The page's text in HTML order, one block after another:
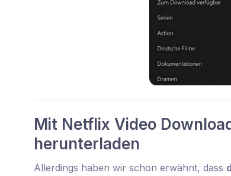
Mit Netflix Video
herunterladen
Allerdings haben wir schon erwähnt, dass